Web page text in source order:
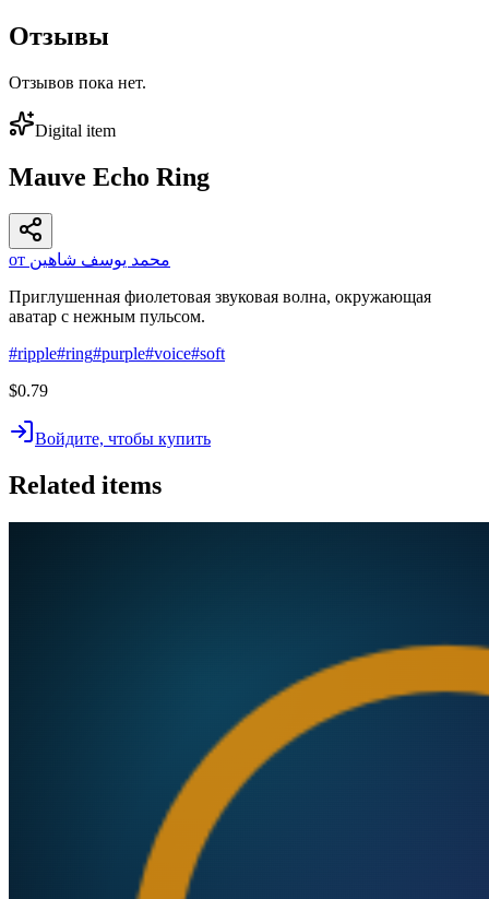
Отзывы
Отзывов пока нет.
Digital item
Mauve Echo Ring
от محمد يوسف شاهين
Приглушенная фиолетовая звуковая волна, окружающая
аватар с нежным пульсом.
#ripple#ring#purple#voice#soft
$0.79
Войдите, чтобы купить
Related items